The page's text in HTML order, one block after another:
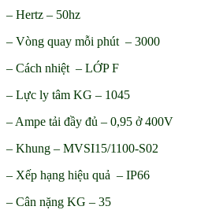
– Hertz – 50hz
– Vòng quay mỗi phút – 3000
– Cách nhiệt – LỚP F
– Lực ly tâm KG – 1045
– Ampe tải đầy đủ – 0,95 ở 400V
– Khung – MVSI15/1100-S02
– Xếp hạng hiệu quả – IP66
– Cân nặng KG – 35